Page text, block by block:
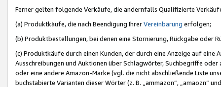
Ferner gelten folgende Verkäufe, die andernfalls Qualifizierte
(a) Produktkäufe, die nach Beendigung IhrerVereinbarung erfolgen;
(b) Produktbestellungen, bei denen eine Stornierung, Rückgabe oder
(c) Produktkäufe durch einen Kunden, der durch eine Anzeige auf
Ausschreibungen und Auktionen über Schlagwörter, Suchbegriffe
oder eine andere Amazon-Marke (vgl. die nicht abschließende Liste
buchstabierte Varianten dieser Wörter (z. B. „ammazon“, „amaozn“